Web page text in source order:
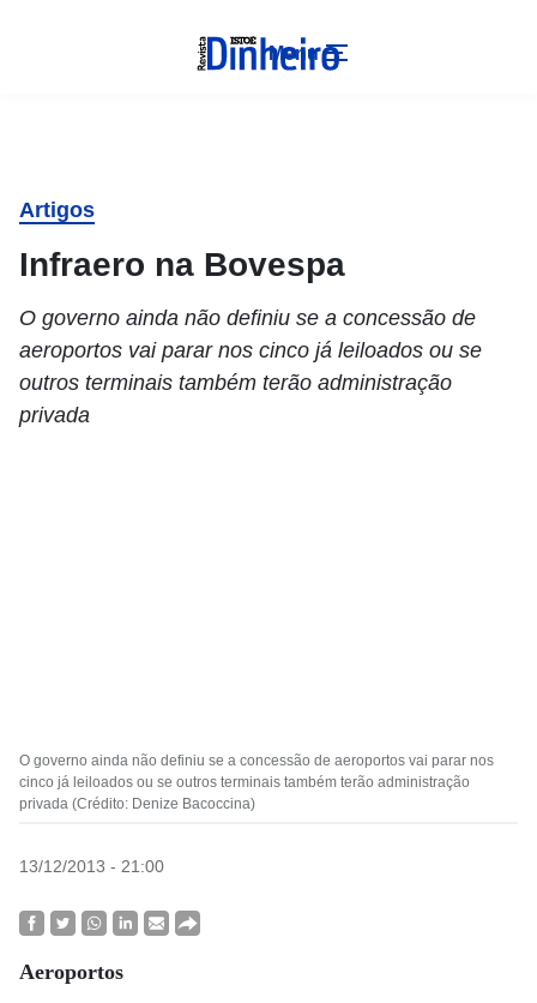
Menu
Artigos
Infraero na Bovespa
O governo ainda não definiu se a concessão de
aeroportos vai parar nos cinco já leiloados ou se
outros terminais também terão administração
privada
O governo ainda não definiu se a concessão de aeroportos vai parar nos
cinco já leiloados ou se outros terminais também terão administração
privada (Crédito: Denize Bacoccina)
13/12/2013 - 21:00
Aeroportos